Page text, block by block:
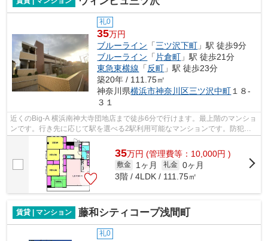
礼0
35万円
ブルーライン 「三ツ沢下町 」駅 徒歩9分
ブルーライン 「 片倉町 」駅 徒歩21分
東急東横線 「 反町 」駅 徒歩23分
築20年 / 111.75㎡
神奈川県横浜市神奈川区三ツ沢中町 １８-
３１
近くのBig-A 横浜南神大寺団地店まで徒歩6分で行けます。最上階のマンショ
ンです。行き先に応じて駅を選べる2駅利用可能なマンションです。防犯対
策もバッチリなマンションタイプの物...
35万円 (管理費等：10,000円 )
敷金 1ヶ月 礼金 0ヶ月
3階 / 4LDK / 111.75㎡
賃貸 | マンション 藤和シティコープ浅間町
礼0